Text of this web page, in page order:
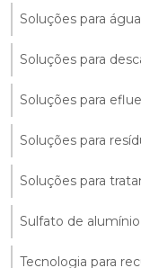
Soluções para
Soluções para
Soluções para
Soluções para
Soluções para
Sulfato de alumínio
Tecnologia para